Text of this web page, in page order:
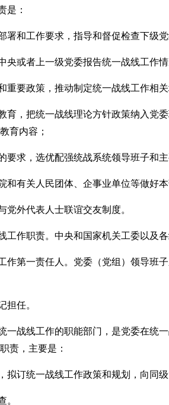
是：
署和工作要求，指导和督促检查下级
央或者上一级党委报告统一战线工作情
要政策，推动制定统一战线工作相
育，把统一战线理论方针政策纳入
育内容；
要求，选优配强统战系统领导班子和
有关人民团体、企事业单位等做好
党外代表人士联谊交友制度。
作职责。中央和国家机关工委以及
第一责任人。党委（党组）领导班
担任。
战线工作的职能部门，是党委在统
责，主要是：
订统一战线工作政策和规划，向同
。